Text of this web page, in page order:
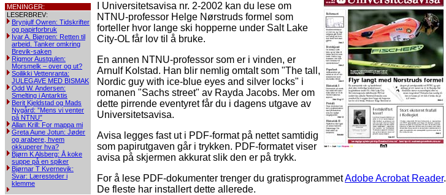
MENINGER:
LESERBREV:
Brynjulf Owren: Tidskrifter
og papirforbruk
Ivar A. Bjørgen: Retten til
arbeid. Tanker omkring
Brevik-saken
Rigmor Austgulen:
Morsmelk – over og ut?
Soilikki Vettenranta:
JULEGAVE MED BISMAK
Odd W. Andersen:
Smelting i Antarktis
Berit Kjeldstad og Mads
Nygård: ”Mens vi venter
på NTNU”
Allan Krill: For mappa mi
Greta Aune Jotun: Jøder
og arabere, hvem
okkuperer hva?
Bjørn K Alsberg: Å koke
suppe på en spiker
Bjørnar T Kvernevik:
Svar: Læresteder i
klemme
I Universitetsavisa nr. 2-2002 kan du lese om
NTNU-professor Helge Nørstruds formel som
forteller hvor lange ski hopperne under Salt Lake
City-OL får lov til å bruke.
En annen NTNU-professor som er i vinden, er
Arnulf Kolstad. Han blir nemlig omtalt som "The tall,
Nordic guy with ice-blue eyes and silver locks" i
romanen "Sachs street" av Rayda Jacobs. Mer om
dette pirrende eventyret får du i dagens utgave av
Universitetsavisa.
Avisa legges fast ut i PDF-format på nettet samtidig
som papirutgaven går i trykken. PDF-formatet viser
avisa på skjermen akkurat slik den er på trykk.
For å lese PDF-dokumenter trenger du gratisprogrammetAdobe Acrobat Reader.
De fleste har installert dette allerede.